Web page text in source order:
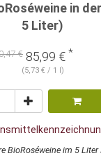
in
5 Liter)
€ 85,99 € *
(5,73 € / 1 l)
BioRoséweine im 5